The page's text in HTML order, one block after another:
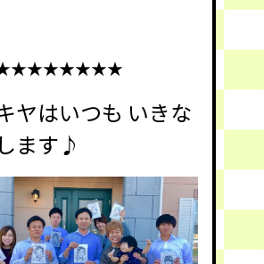
ヤはいつも いきな
ます♪